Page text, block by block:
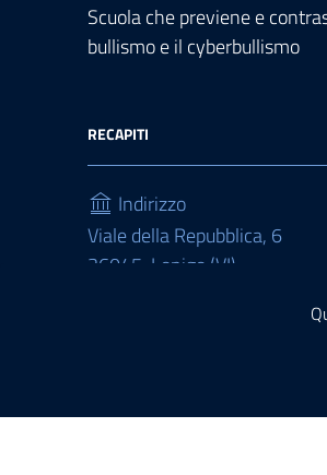
Scuola che previene e
bullismo e il cyberbullismo
RECAPITI
Indirizzo
Viale della Repubblica, 6
36045, Lonigo (VI)